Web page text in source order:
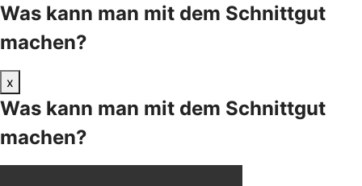
Was kann man mit dem Schnittgut
machen?
x
Was kann man mit dem Schnittgut
machen?